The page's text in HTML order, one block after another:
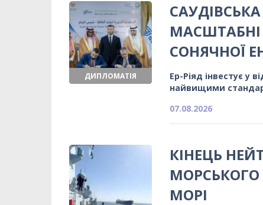
ДИПЛОМАТІЯ
СОНЯЧНОЇ
Ер-Ріяд інвестує у
найвищими
07.08.2026
КІНЕЦЬ
МОРСЬКОГО
МОРІ